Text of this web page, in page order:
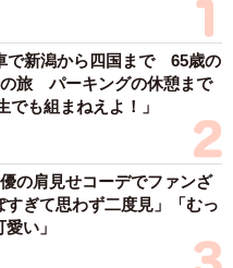
子さんがＡさんを連れて
Ａさん来たん？」と言う
忘れんといたりーな」と
で新潟から四国まで 65歳の
旅 パーキングの休憩まで
も組まねえよ！」
の肩見せコーデでファンざ
ぎて思わず二度見」「むっ
い」